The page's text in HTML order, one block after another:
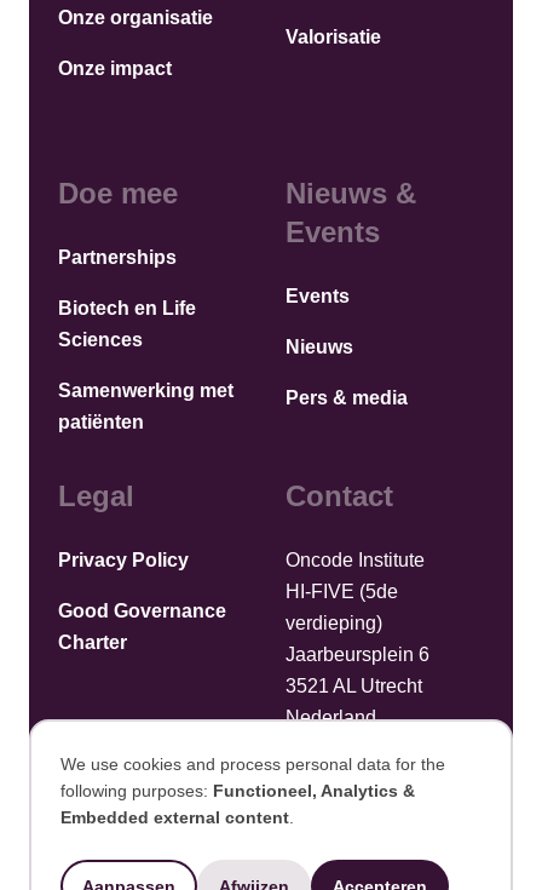
Onze organisatie
Onze impact
Valorisatie
Doe mee
Partnerships
Biotech en Life
Sciences
Samenwerking met
patiënten
Nieuws &
Events
Events
Nieuws
Pers & media
Legal
Privacy Policy
Good Governance
Charter
Contact
Oncode Institute
HI-FIVE (5de
verdieping)
Jaarbeursplein 6
3521 AL Utrecht
Nederland
Bestanden uploaden
Use
of
We use cookies and process personal data for the
following purposes: Functioneel, Analytics &
Embedded external content